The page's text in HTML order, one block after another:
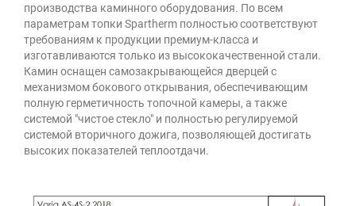
производства каминного оборудования. По всем
параметрам топки Spartherm полностью соответствуют
требованиям к продукции премиум-класса и
изготавливаются только из высококачественной стали.
Камин оснащен самозакрывающейся дверцей с
механизмом бокового открывания, обеспечивающим
полную герметичность топочной камеры, а также
системой "чистое стекло" и полностью регулируемой
системой вторичного дожига, позволяющей достигать
высоких показателей теплоотдачи.